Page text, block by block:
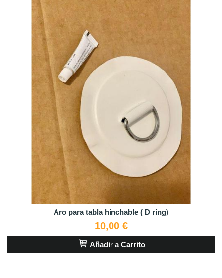
Aro para tabla hinchable ( D ring)
10,00 €
Añadir a Carrito